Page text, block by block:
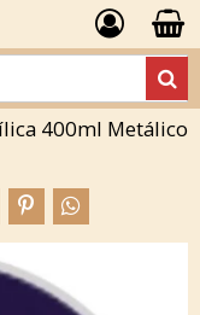
400ml Metálico